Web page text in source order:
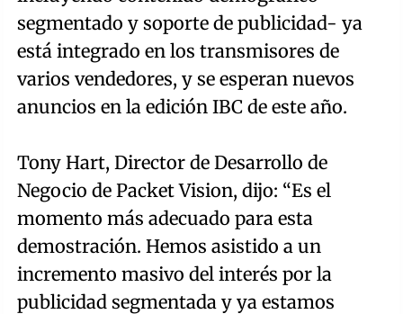
segmentado y soporte de publicidad- ya
está integrado en los transmisores de
varios vendedores, y se esperan nuevos
anuncios en la edición IBC de este año.
Tony Hart, Director de Desarrollo de
Negocio de Packet Vision, dijo: “Es el
momento más adecuado para esta
demostración. Hemos asistido a un
incremento masivo del interés por la
publicidad segmentada y ya estamos